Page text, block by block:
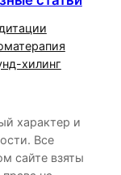
хилинг
характер и
Все
сайте взяты